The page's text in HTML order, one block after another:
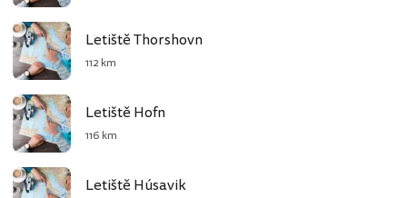
Letiště Thorshovn
112 km
Letiště Hofn
116 km
Letiště Húsavik